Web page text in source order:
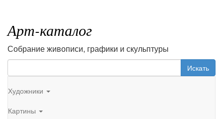
Арт-каталог
Собрание живописи, графики и скульптуры
Искать
Художники
Картины